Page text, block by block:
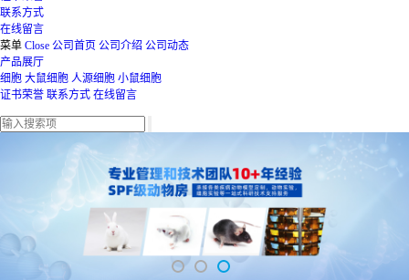
联系方式
在线留言
菜单 Close 公司首页 公司介绍 公司动态
产品展厅
细胞 大鼠细胞 人源细胞 小鼠细胞
证书荣誉 联系方式 在线留言